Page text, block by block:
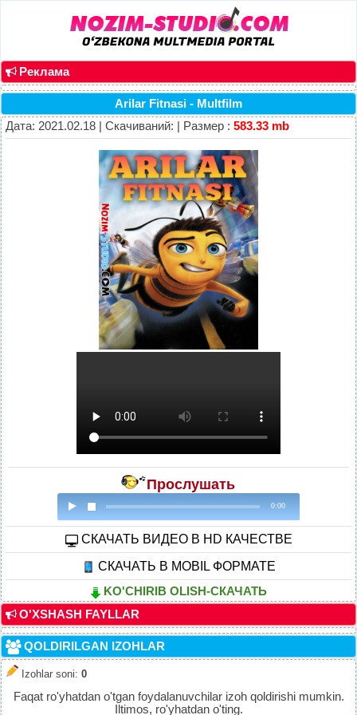
Реклама
Arilar Fitnasi - Multfilm
Дата: 2021.02.18 | Скачиваний: | Размер : 583.33 mb
Прослушать
0:00
CКАЧАТЬ ВИДЕО В HD КАЧЕСТВЕ
СКАЧАТЬ В MOBIL ФОРМАТЕ
KO'CHIRIB OLISH-СКАЧАТЬ
O'XSHASH FAYLLAR
QOLDIRILGAN IZOHLAR
Izohlar soni: 0
Faqat ro'yhatdan o'tgan foydalanuvchilar izoh qoldirishi mumkin.
Iltimos, ro'yhatdan o'ting.